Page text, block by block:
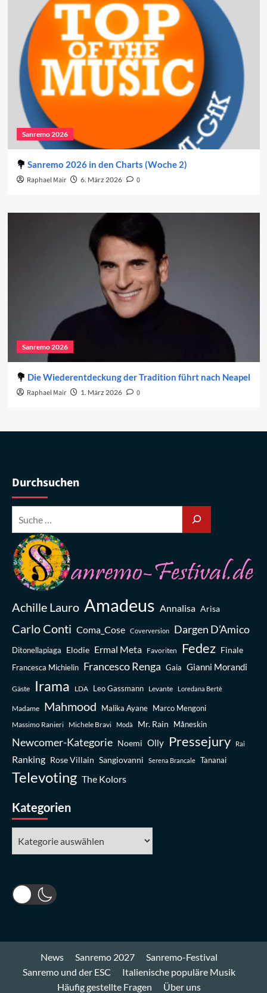
Sanremo 2026
Sanremo 2026 in den Charts (Woche 2)
Raphael Mair 6. März 2026 0
Sanremo 2026
Die Wiederentdeckung der Tradition führt nach Neapel
Raphael Mair 1. März 2026 0
Durchsuchen
Achille Lauro Amadeus Annalisa Arisa
Carlo Conti Coma_Cose Coverversion Dargen D’Amico
Ditonellapiaga Elodie Ermal Meta Favoriten Fedez Finale
Francesca Michielin Francesco Renga Gaia Gianni Morandi
Gäste Irama LDA Leo Gassmann Levante Loredana Bertè
Madame Mahmood Malika Ayane
Marco Mengoni
Massimo Ranieri Michele Bravi Modà Mr. Rain Måneskin
Newcomer-Kategorie Noemi Olly Pressejury Rai
Ranking Rose Villain Sangiovanni Serena Brancale Tananai
Televoting The Kolors
Kategorien
News Sanremo 2027
Sanremo-Festival
Sanremo und der ESC
Italienische populäre Musik
Häufig gestellte Fragen
Über uns